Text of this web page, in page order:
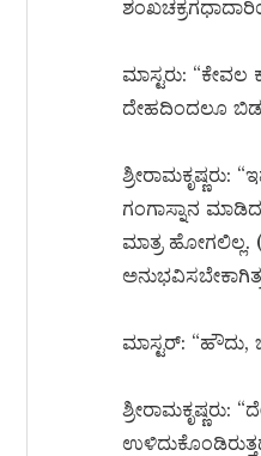
ಮಾಸ್ಟರು:
ದೇಹದಿಂದಲೂ
ಗಂಗಾಸ್ನಾನ
ಮಾತ್ರ ಹೋಗಲಿಲ್ಲ.
ಮಾಸ್ಟರ್: